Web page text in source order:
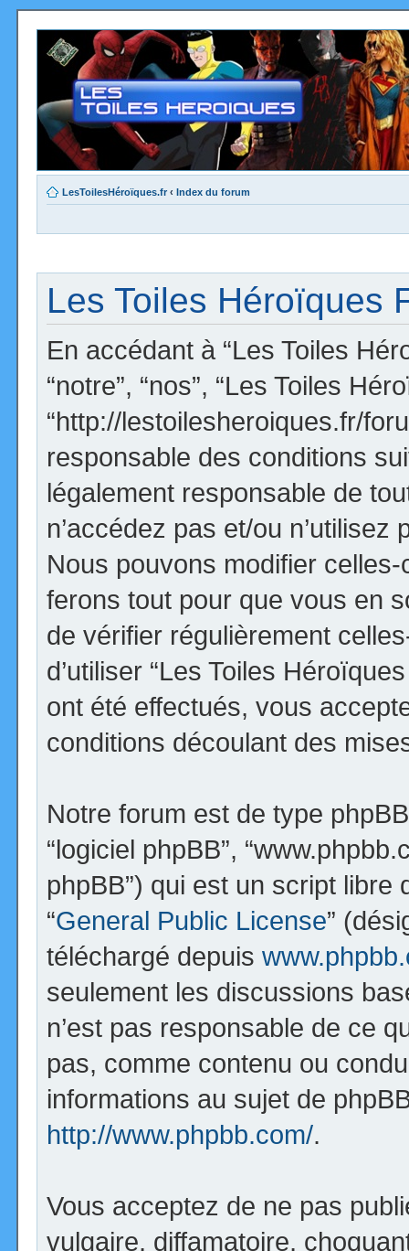
LesToilesHéroïques.fr ‹ Index du forum
Les Toiles Héroïques
En accédant à “Les Toiles
“notre”, “nos”, “Les Toiles
“http://lestoilesheroiques.fr/
responsable des conditions
légalement responsable de
n’accédez pas et/ou n’utilisez
Nous pouvons modifier
ferons tout pour que vous en
de vérifier régulièrement
d’utiliser “Les Toiles
ont été effectués, vous
conditions découlant des
Notre forum est de type phpBB
“logiciel phpBB”,
phpBB”) qui est un script
“General Public License”
téléchargé depuis
seulement les discussions
n’est pas responsable de ce
pas, comme contenu ou
informations au sujet de
http://www.phpbb.com/.
Vous acceptez de ne pas
vulgaire, diffamatoire,